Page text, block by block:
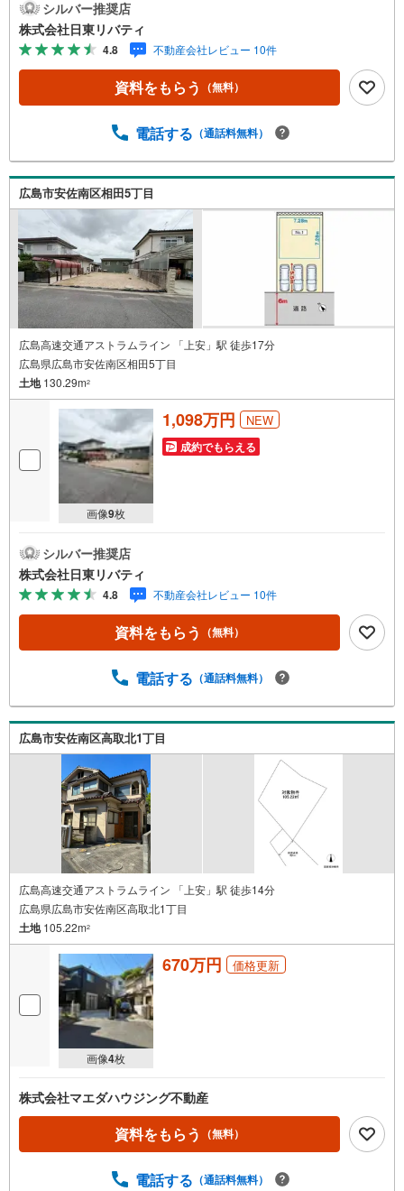
シルバー推奨店
株式会社日東リバティ
4.8 不動産会社レビュー 10件
資料をもらう （無料）
電話する （通話料無料）
広島市安佐南区相田5丁目
広島高速交通アストラムライン 「上安」駅 徒歩17分
広島県広島市安佐南区相田5丁目
土地130.29m2
画像9枚
1,098万円 NEW
成約でもらえる
シルバー推奨店
株式会社日東リバティ
4.8 不動産会社レビュー 10件
資料をもらう （無料）
電話する （通話料無料）
広島市安佐南区高取北1丁目
広島高速交通アストラムライン 「上安」駅 徒歩14分
広島県広島市安佐南区高取北1丁目
土地105.22m2
画像4枚
670万円 価格更新
株式会社マエダハウジング不動産
資料をもらう （無料）
電話する （通話料無料）